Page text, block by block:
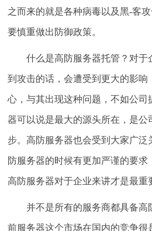
之而来的就是各种病毒以及黑-客
要慎重做出防御政策。
什么是高防服务器托管？对于
到攻击的话，会遭受到更大的影响
心，与其出现这种问题，不如公司
器可以说是最大的源头所在，是公
步。高防服务器也会受到大家广泛
防服务器的时候有更加严谨的要
高防服务器对于企业来讲才是最重
并不是所有的服务商都具备高
前服务器这个市场在国内的竞争很